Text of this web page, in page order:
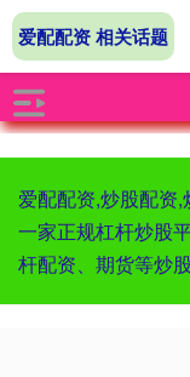
爱配配资,炒股配资
一家正规杠杆炒股
杆配资、期货等炒
爱配配资 相关话题